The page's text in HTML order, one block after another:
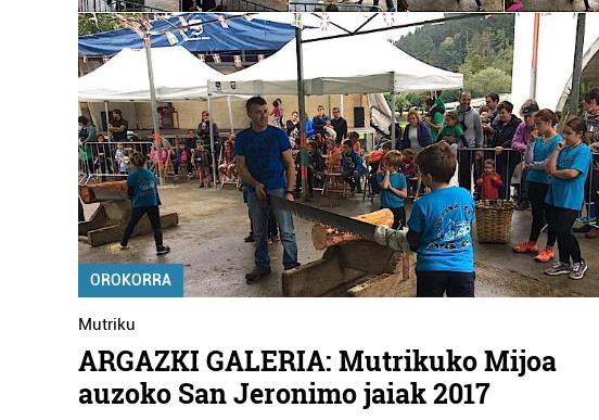
OROKORRA
Mutriku
ARGAZKI GALERIA: Mutrikuko Mijoa
auzoko San Jeronimo jaiak 2017